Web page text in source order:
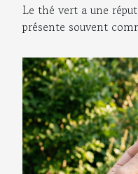
Le thé vert a une
présente souvent